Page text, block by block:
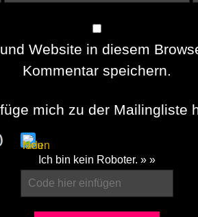
Website in diesem
Kommentar speichern.
mich zu der Mailingliste
Ich bin kein Roboter. » »